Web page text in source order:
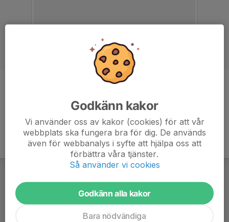
Godkänn kakor
Vi använder oss av kakor (cookies) för att vår
webbplats ska fungera bra för dig. De används
även för webbanalys i syfte att hjälpa oss att
förbättra våra tjänster.
Så använder vi cookies
Godkänn alla kakor
Bara nödvändiga